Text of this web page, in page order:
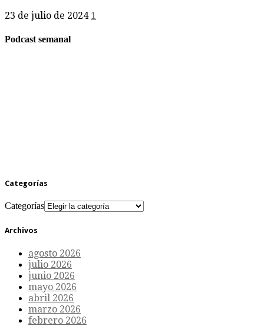
23 de julio de 2024 1
Podcast semanal
Categorías
Categorías
Archivos
agosto 2026
julio 2026
junio 2026
mayo 2026
abril 2026
marzo 2026
febrero 2026